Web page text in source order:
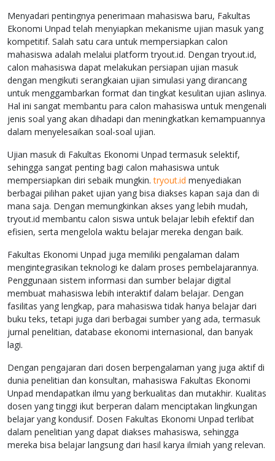
Menyadari pentingnya penerimaan mahasiswa baru, Fakultas
Ekonomi Unpad telah menyiapkan mekanisme ujian masuk yang
kompetitif. Salah satu cara untuk mempersiapkan calon
mahasiswa adalah melalui platform tryout.id. Dengan tryout.id,
calon mahasiswa dapat melakukan persiapan ujian masuk
dengan mengikuti serangkaian ujian simulasi yang dirancang
untuk menggambarkan format dan tingkat kesulitan ujian aslinya.
Hal ini sangat membantu para calon mahasiswa untuk mengenali
jenis soal yang akan dihadapi dan meningkatkan kemampuannya
dalam menyelesaikan soal-soal ujian.
Ujian masuk di Fakultas Ekonomi Unpad termasuk selektif,
sehingga sangat penting bagi calon mahasiswa untuk
mempersiapkan diri sebaik mungkin.tryout.id menyediakan
berbagai pilihan paket ujian yang bisa diakses kapan saja dan di
mana saja. Dengan memungkinkan akses yang lebih mudah,
tryout.id membantu calon siswa untuk belajar lebih efektif dan
efisien, serta mengelola waktu belajar mereka dengan baik.
Fakultas Ekonomi Unpad juga memiliki pengalaman dalam
mengintegrasikan teknologi ke dalam proses pembelajarannya.
Penggunaan sistem informasi dan sumber belajar digital
membuat mahasiswa lebih interaktif dalam belajar. Dengan
fasilitas yang lengkap, para mahasiswa tidak hanya belajar dari
buku teks, tetapi juga dari berbagai sumber yang ada, termasuk
jurnal penelitian, database ekonomi internasional, dan banyak
lagi.
Dengan pengajaran dari dosen berpengalaman yang juga aktif di
dunia penelitian dan konsultan, mahasiswa Fakultas Ekonomi
Unpad mendapatkan ilmu yang berkualitas dan mutakhir. Kualitas
dosen yang tinggi ikut berperan dalam menciptakan lingkungan
belajar yang kondusif. Dosen Fakultas Ekonomi Unpad terlibat
dalam penelitian yang dapat diakses mahasiswa, sehingga
mereka bisa belajar langsung dari hasil karya ilmiah yang relevan.